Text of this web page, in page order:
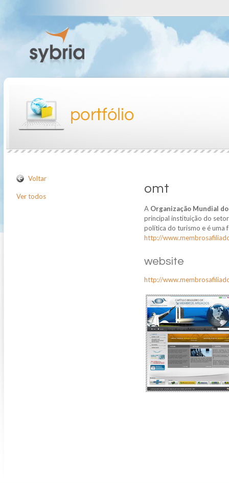
Voltar
Ver todos
omt
A Organização Mundial
principal instituição do
política do turismo e é uma
http://
website
http://